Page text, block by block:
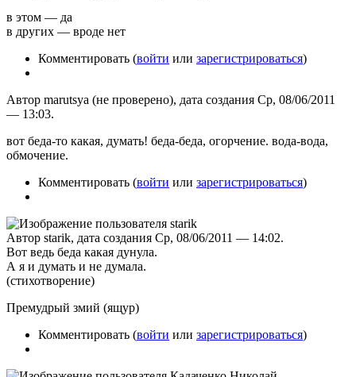
в этом — да
в других — вроде нет
Комментировать (войти или зарегистрироваться)
Автор marutsya (не проверено), дата создания Ср, 08/06/2011
— 13:03.
вот беда-то какая, думать! беда-беда, огорчение. вода-вода,
обмочение.
Комментировать (войти или зарегистрироваться)
Автор starik, дата создания Ср, 08/06/2011 — 14:02.
Вот ведь беда какая дунула.
А я и думать и не думала.
(стихотворение)
Премудрый змий (ящур)
Комментировать (войти или зарегистрироваться)